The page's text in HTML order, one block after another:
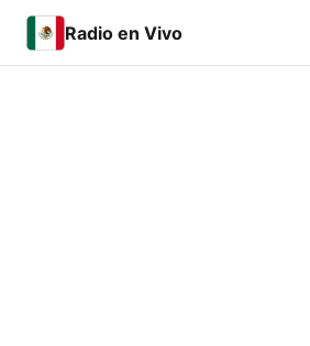
Radio en Vivo